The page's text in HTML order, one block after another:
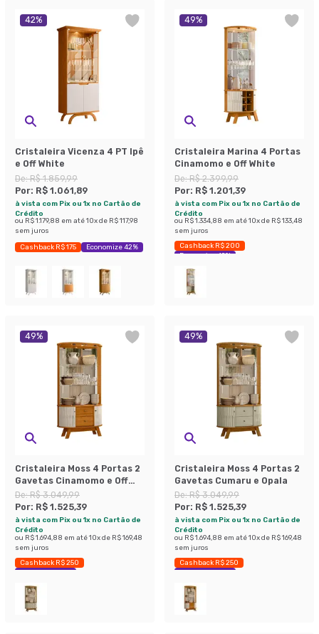
42%
Cristaleira Vicenza 4 PT Ipê
e Off White
De:R$ 1.859,99
Por: R$ 1.061,89
à vista com Pix ou 1x no Cartão de
Crédito
ou R$ 1.179,88 em até10x de R$ 117,98
sem juros
Cashback R$ 175 Economize 42%
49%
Cristaleira Marina 4 Portas
Cinamomo e Off White
De:R$ 2.399,99
Por: R$ 1.201,39
à vista com Pix ou 1x no Cartão de
Crédito
ou R$ 1.334,88 em até10x de R$ 133,48
sem juros
Cashback R$ 200
Economize 49%
49%
Cristaleira Moss 4 Portas 2
Gavetas Cinamomo e Off
White
De:R$ 3.049,99
Por: R$ 1.525,39
à vista com Pix ou 1x no Cartão de
Crédito
ou R$ 1.694,88 em até10x de R$ 169,48
sem juros
Cashback R$ 250
Economize 49%
49%
Cristaleira Moss 4 Portas 2
Gavetas Cumaru e Opala
De:R$ 3.049,99
Por: R$ 1.525,39
à vista com Pix ou 1x no Cartão de
Crédito
ou R$ 1.694,88 em até10x de R$ 169,48
sem juros
Cashback R$ 250
Economize 49%